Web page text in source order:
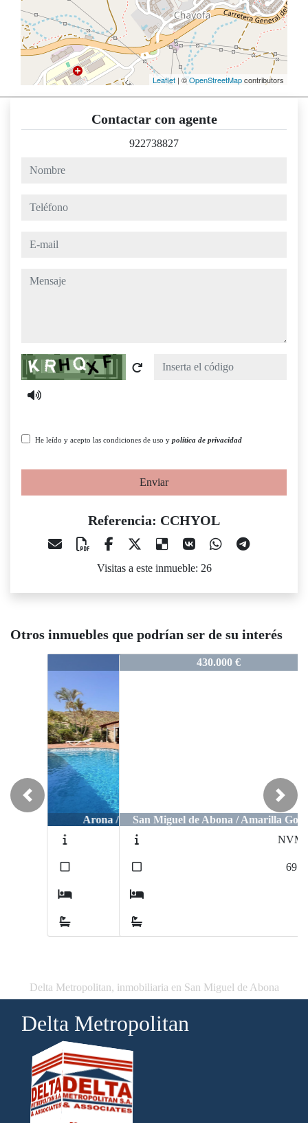
Leaflet | ©OpenStreetMapcontributors
Contactar con agente
922738827
nombre
teléfono
e-mail
mensaje
Captcha
He leído y acepto las condiciones de uso y política de privacidad
Enviar
Referencia: CCHYOL
Visitas a este inmueble: 26
Otros inmuebles que podrían ser de su interés
San Miguel de Abona / Amarilla Golf
Previous Next
Delta Metropolitan, inmobiliaria en San Miguel de Abona
Delta Metropolitan